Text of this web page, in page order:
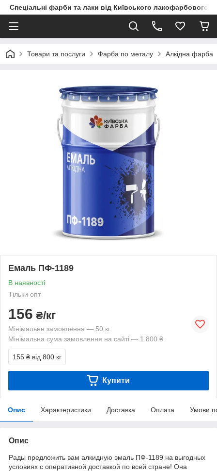
Спеціальні фарби та лаки від Київського
Товари та послуги Фарба по металу Алкідна фарба
Емаль ПФ-1189
В наявності
Тільки опт
156 ₴/кг
Мінімальне замовлення — 50 кг
Мінімальна сума замовлення на сайті — 1 800 ₴
155 ₴ від 800 кг
Купити
Опис Характеристики Доставка Оплата Умови
Опис
Рады предложить вам алкидную эмаль ПФ-1189 на выгодных
условиях с оперативной доставкой по всей стране! Она